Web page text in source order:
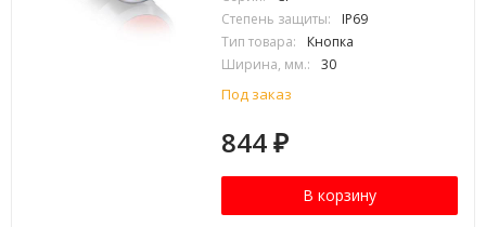
Степень защиты:
IP69
Тип товара:
Кнопка
Ширина, мм.:
30
Под заказ
844₽
В корзину